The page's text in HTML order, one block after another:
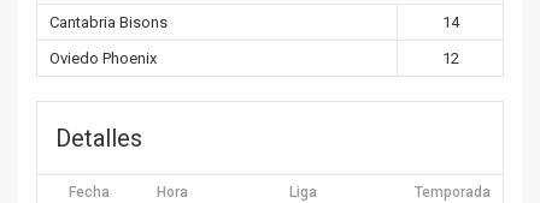
Cantabria Bisons
14
Oviedo Phoenix
12
Detalles
Fecha Hora Liga Temporada